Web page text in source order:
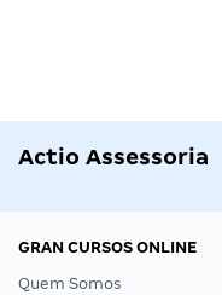
Actio Assessoria
GRAN CURSOS ONLINE
Quem Somos